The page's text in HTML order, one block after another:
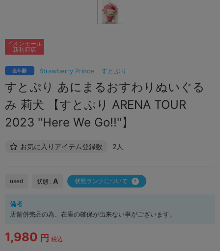
Strawberry Prince すとぷり
全年齢
すとぷり あにまるおすわりぬいぐる
み 莉犬 【すとぷり ARENA TOUR
2023 "Here We Go!!"】
お気に入りアイテム登録数 2人
イオンモール
新利府店
used 状態 : A 状態ランクについて
備考
店舗併売品の為、在庫の確保が出来ない事がございます。
1,980 円 税込